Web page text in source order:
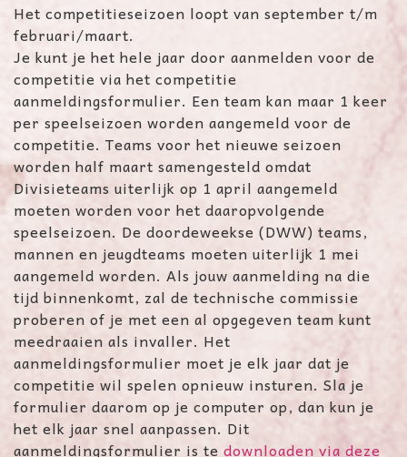
Het competitieseizoen loopt van september t/m
februari/maart.
Je kunt je het hele jaar door aanmelden voor de
competitie via het competitie
aanmeldingsformulier. Een team kan maar 1 keer
per speelseizoen worden aangemeld voor de
competitie. Teams voor het nieuwe seizoen
worden half maart samengesteld omdat
Divisieteams uiterlijk op 1 april aangemeld
moeten worden voor het daaropvolgende
speelseizoen. De doordeweekse (DWW) teams,
mannen en jeugdteams moeten uiterlijk 1 mei
aangemeld worden. Als jouw aanmelding na die
tijd binnenkomt, zal de technische commissie
proberen of je met een al opgegeven team kunt
meedraaien als invaller. Het
aanmeldingsformulier moet je elk jaar dat je
competitie wil spelen opnieuw insturen. Sla je
formulier daarom op je computer op, dan kun je
het elk jaar snel aanpassen. Dit
aanmeldingsformulier is te downloaden via deze